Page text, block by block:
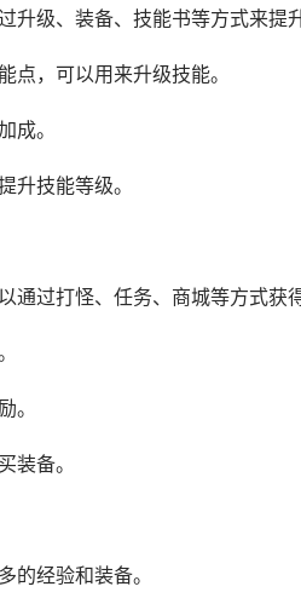
升级、装备、技能书等方式来提升
点，可以用来升级技能。
成。
升技能等级。
通过打怪、任务、商城等方式获得
。
装备。
的经验和装备。